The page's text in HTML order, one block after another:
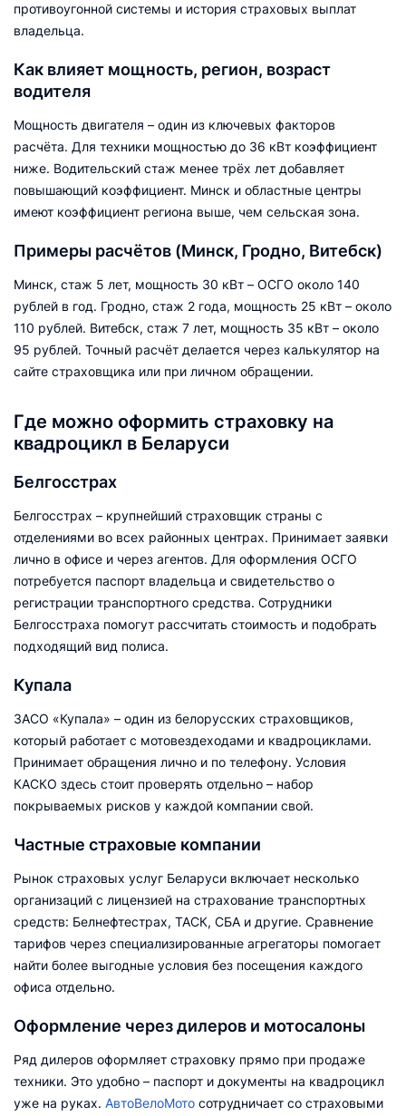
противоугонной системы и история страховых выплат
владельца.
Как влияет мощность, регион, возраст
водителя
Мощность двигателя – один из ключевых факторов
расчёта. Для техники мощностью до 36 кВт коэффициент
ниже. Водительский стаж менее трёх лет добавляет
повышающий коэффициент. Минск и областные центры
имеют коэффициент региона выше, чем сельская зона.
Примеры расчётов (Минск, Гродно, Витебск)
Минск, стаж 5 лет, мощность 30 кВт – ОСГО около 140
рублей в год. Гродно, стаж 2 года, мощность 25 кВт – около
110 рублей. Витебск, стаж 7 лет, мощность 35 кВт – около
95 рублей. Точный расчёт делается через калькулятор на
сайте страховщика или при личном обращении.
Где можно оформить страховку на
квадроцикл в Беларуси
Белгосстрах
Белгосстрах – крупнейший страховщик страны с
отделениями во всех районных центрах. Принимает заявки
лично в офисе и через агентов. Для оформления ОСГО
потребуется паспорт владельца и свидетельство о
регистрации транспортного средства. Сотрудники
Белгосстраха помогут рассчитать стоимость и подобрать
подходящий вид полиса.
Купала
ЗАСО «Купала» – один из белорусских страховщиков,
который работает с мотовездеходами и квадроциклами.
Принимает обращения лично и по телефону. Условия
КАСКО здесь стоит проверять отдельно – набор
покрываемых рисков у каждой компании свой.
Частные страховые компании
Рынок страховых услуг Беларуси включает несколько
организаций с лицензией на страхование транспортных
средств: Белнефтестрах, ТАСК, СБА и другие. Сравнение
тарифов через специализированные агрегаторы помогает
найти более выгодные условия без посещения каждого
офиса отдельно.
Оформление через дилеров и мотосалоны
Ряд дилеров оформляет страховку прямо при продаже
техники. Это удобно – паспорт и документы на квадроцикл
уже на руках. АвтоВелоМото сотрудничает со страховыми